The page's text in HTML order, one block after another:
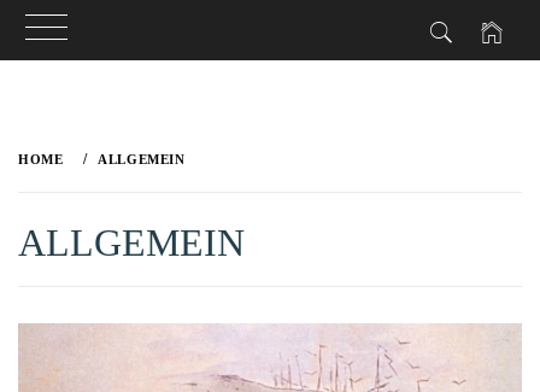
HOME ALLGEMEIN
ALLGEMEIN